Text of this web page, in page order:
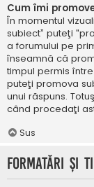
Cum îmi
În momentul
subiect” puteţi
a forumului pe
înseamnă că
timpul permis
puteţi promova
unui răspuns.
când procedaţi
Sus
Formatări şi